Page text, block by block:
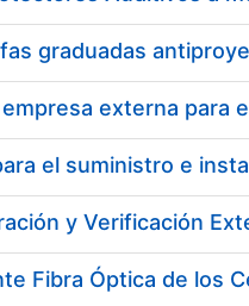
el suministro e